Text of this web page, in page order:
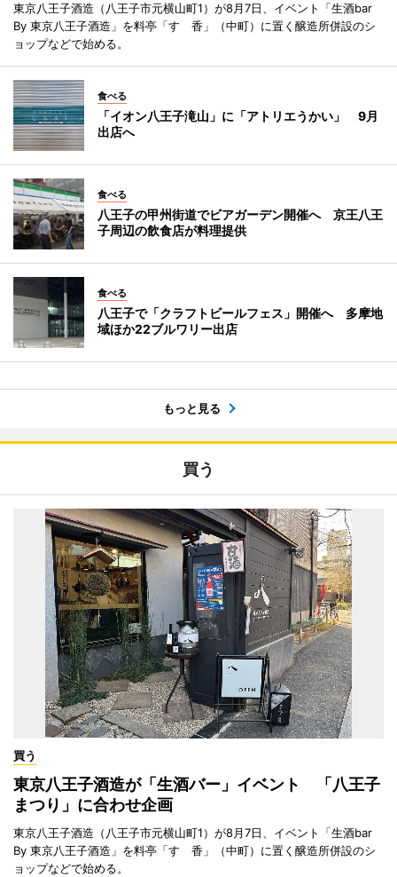
東京八王子酒造（八王子市元横山町1）が8月7日、イベント「生酒bar
By 東京八王子酒造」を料亭「すゞ香」（中町）に置く醸造所併設のシ
ョップなどで始める。
食べる
「イオン八王子滝山」に「アトリエうかい」 9月
出店へ
食べる
八王子の甲州街道でビアガーデン開催へ 京王八王
子周辺の飲食店が料理提供
食べる
八王子で「クラフトビールフェス」開催へ 多摩地
域ほか22ブルワリー出店
もっと見る
買う
買う
東京八王子酒造が「生酒バー」イベント 「八王子
まつり」に合わせ企画
東京八王子酒造（八王子市元横山町1）が8月7日、イベント「生酒bar
By 東京八王子酒造」を料亭「すゞ香」（中町）に置く醸造所併設のシ
ョップなどで始める。